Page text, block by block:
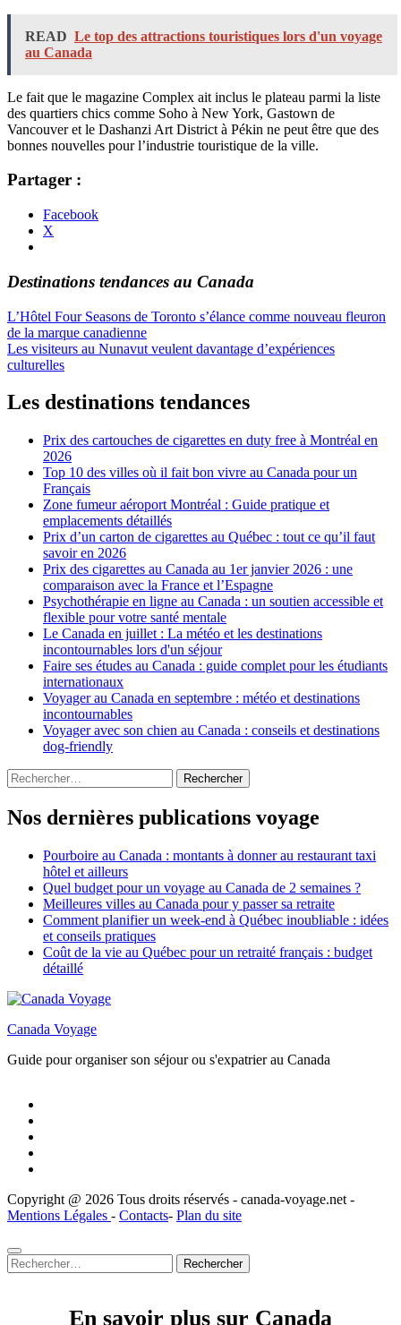
READ Le top des attractions touristiques lors d'un voyage
au Canada
Le fait que le magazine Complex ait inclus le plateau parmi la liste
des quartiers chics comme Soho à New York, Gastown de
Vancouver et le Dashanzi Art District à Pékin ne peut être que des
bonnes nouvelles pour l’industrie touristique de la ville.
Partager :
Facebook
X
Destinations tendances au Canada
Navigation
de
l’article
L’Hôtel Four Seasons de Toronto s’élance comme nouveau fleuron
de la marque canadienne
Les visiteurs au Nunavut veulent davantage d’expériences
culturelles
Les destinations tendances
Prix des cartouches de cigarettes en duty free à Montréal en
2026
Top 10 des villes où il fait bon vivre au Canada pour un
Français
Zone fumeur aéroport Montréal : Guide pratique et
emplacements détaillés
Prix d’un carton de cigarettes au Québec : tout ce qu’il faut
savoir en 2026
Prix des cigarettes au Canada au 1er janvier 2026 : une
comparaison avec la France et l’Espagne
Psychothérapie en ligne au Canada : un soutien accessible et
flexible pour votre santé mentale
Le Canada en juillet : La météo et les destinations
incontournables lors d'un séjour
Faire ses études au Canada : guide complet pour les étudiants
internationaux
Voyager au Canada en septembre : météo et destinations
incontournables
Voyager avec son chien au Canada : conseils et destinations
dog-friendly
Rechercher :
Nos dernières publications voyage
Pourboire au Canada : montants à donner au restaurant taxi
hôtel et ailleurs
Quel budget pour un voyage au Canada de 2 semaines ?
Meilleures villes au Canada pour y passer sa retraite
Comment planifier un week-end à Québec inoubliable : idées
et conseils pratiques
Coût de la vie au Québec pour un retraité français : budget
détaillé
Canada Voyage
Guide pour organiser son séjour ou s'expatrier au Canada
Copyright @ 2026 Tous droits réservés - canada-voyage.net -
Mentions Légales - Contacts- Plan du site
Rechercher :
En savoir plus sur Canada